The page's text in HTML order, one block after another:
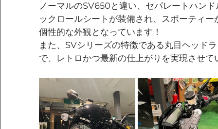
ノーマルのSV650と違い、セパレートハン
ックロールシートが装備され、スポーティ
個性的な外観となっています！
また、SVシリーズの特徴である丸目ヘッド
で、レトロかつ最新の仕上がりを実現させて